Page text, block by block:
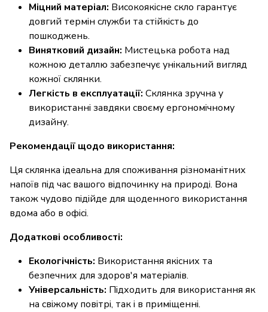
Міцний матеріал: Високоякісне скло гарантує
довгий термін служби та стійкість до
пошкоджень.
Винятковий дизайн: Мистецька робота над
кожною деталлю забезпечує унікальний вигляд
кожної склянки.
Легкість в експлуатації: Склянка зручна у
використанні завдяки своєму ергономічному
дизайну.
Рекомендації щодо використання:
Ця склянка ідеальна для споживання різноманітних
напоїв під час вашого відпочинку на природі. Вона
також чудово підійде для щоденного використання
вдома або в офісі.
Додаткові особливості:
Екологічність: Використання якісних та
безпечних для здоров'я матеріалів.
Універсальність: Підходить для використання як
на свіжому повітрі, так і в приміщенні.